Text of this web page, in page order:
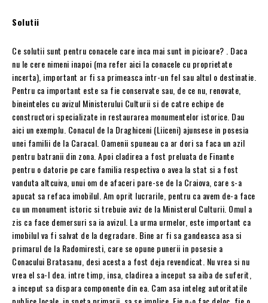
Solutii
Ce solutii sunt pentru conacele care inca mai sunt in picioare? . Daca
nu le cere nimeni inapoi (ma refer aici la conacele cu proprietate
incerta), important ar fi sa primeasca intr-un fel sau altul o destinatie.
Pentru ca important este sa fie conservate sau, de ce nu, renovate,
bineinteles cu avizul Ministerului Culturii si de catre echipe de
constructori specializate in restaurarea monumentelor istorice. Dau
aici un exemplu. Conacul de la Draghiceni (Liiceni) ajunsese in posesia
unei familii de la Caracal. Oamenii spuneau ca ar dori sa faca un azil
pentru batranii din zona. Apoi cladirea a fost preluata de Finante
pentru o datorie pe care familia respectiva o avea la stat si a fost
vanduta altcuiva, unui om de afaceri pare-se de la Craiova, care s-a
apucat sa refaca imobilul. Am oprit lucrarile, pentru ca avem de-a face
cu un monument istoric si trebuie aviz de la Ministerul Culturii. Omul a
zis ca face demersuri sa ia avizul. La urma urmelor, este important ca
imobilul va fi salvat de la degradare. Bine ar fi sa gandeasca asa si
primarul de la Radomiresti, care se opune punerii in posesie a
Conacului Bratasanu, desi acesta a fost deja revendicat. Nu vrea si nu
vrea el sa-l dea. intre timp, insa, cladirea a inceput sa aiba de suferit,
a inceput sa dispara componente din ea. Cam asa inteleg autoritatile